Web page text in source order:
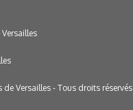
Versailles - Tous droits réservés